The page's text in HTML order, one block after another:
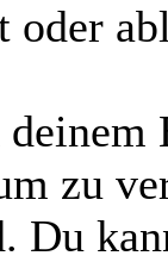
oder
zu
Du